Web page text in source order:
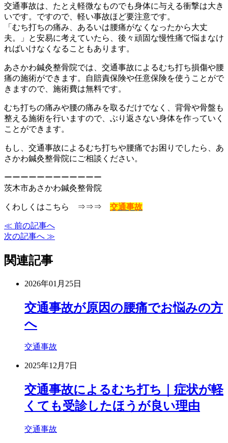
交通事故は、たとえ軽微なものでも身体に与える衝撃は大き
いです。ですので、軽い事故ほど要注意です。
「むち打ちの痛み、あるいは腰痛がなくなったから大丈
夫。」と安易に考えていたら、後々頑固な慢性痛で悩まなけ
ればいけなくなることもあります。
あさかわ鍼灸整骨院では、交通事故によるむち打ち損傷や腰
痛の施術ができます。自賠責保険や任意保険を使うことがで
きますので、施術費は無料です。
むち打ちの痛みや腰の痛みを取るだけでなく、背骨や骨盤も
整える施術を行いますので、ぶり返さない身体を作っていく
ことができます。
もし、交通事故によるむち打ちや腰痛でお困りでしたら、あ
さかわ鍼灸整骨院にご相談ください。
ーーーーーーーーーーーー
茨木市あさかわ鍼灸整骨院
くわしくはこちら ⇒⇒⇒ 交通事故
≪ 前の記事へ
次の記事へ ≫
関連記事
2026年01月25日
交通事故が原因の腰痛でお悩みの方
へ
交通事故
2025年12月7日
交通事故によるむち打ち｜症状が軽
くても受診したほうが良い理由
交通事故